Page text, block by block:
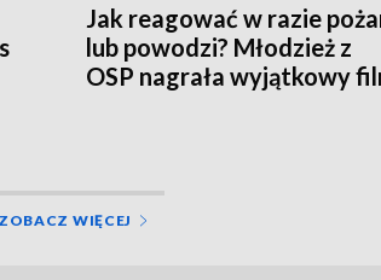
Jak reagować w razie
lub powodzi? Młodzież z
OSP nagrała wyjątkowy
ZOBACZ WIĘCEJ